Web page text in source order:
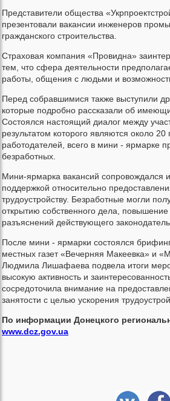
Представители общества
презентовали вакансии инженеров
гражданского строительства.
Страховая компания «Провидна»
тем, что сфера деятельности
работы, общения с людьми и
Перед собравшимися также выступили
которые подробно рассказали об
Состоялся настоящий диалог между
результатом которого являются около
работодателей, всего в мини - ярмарке
безработных.
Мини-ярмарка вакансий сопровождался
поддержкой относительно
трудоустройству. Безработные могли
открытию собственного дела, повышение
разъяснений действующего
После мини - ярмарки состоялся
местных газет «Вечерняя Макеевка» и
Людмила Лишафаева подвела итоги
высокую активность и
сосредоточила внимание на
занятости с целью ускорения
По информации Донецкого
www.dcz.gov.ua